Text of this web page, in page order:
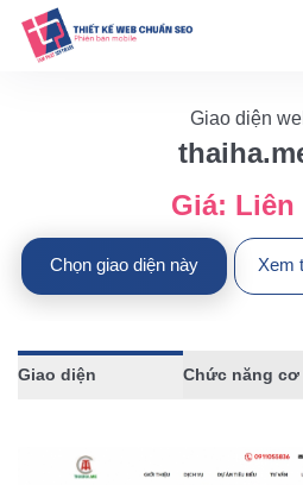
Giao diện
Giá: Liên
Chọn giao diện này Xem
Giao diện Chức năng cơ